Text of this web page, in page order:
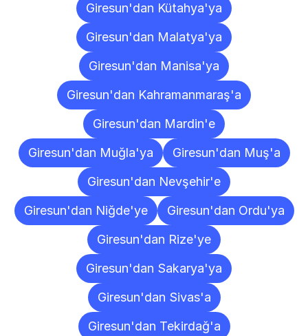
Giresun'dan Kütahya'ya
Giresun'dan Malatya'ya
Giresun'dan Manisa'ya
Giresun'dan Kahramanmaraş'a
Giresun'dan Mardin'e
Giresun'dan Muğla'ya
Giresun'dan Muş'a
Giresun'dan Nevşehir'e
Giresun'dan Niğde'ye
Giresun'dan Ordu'ya
Giresun'dan Rize'ye
Giresun'dan Sakarya'ya
Giresun'dan Sivas'a
Giresun'dan Tekirdağ'a